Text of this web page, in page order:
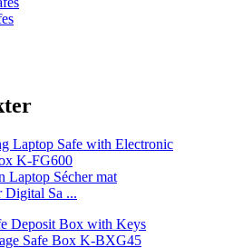
Laptop Sécher mat
Digital Sa ...